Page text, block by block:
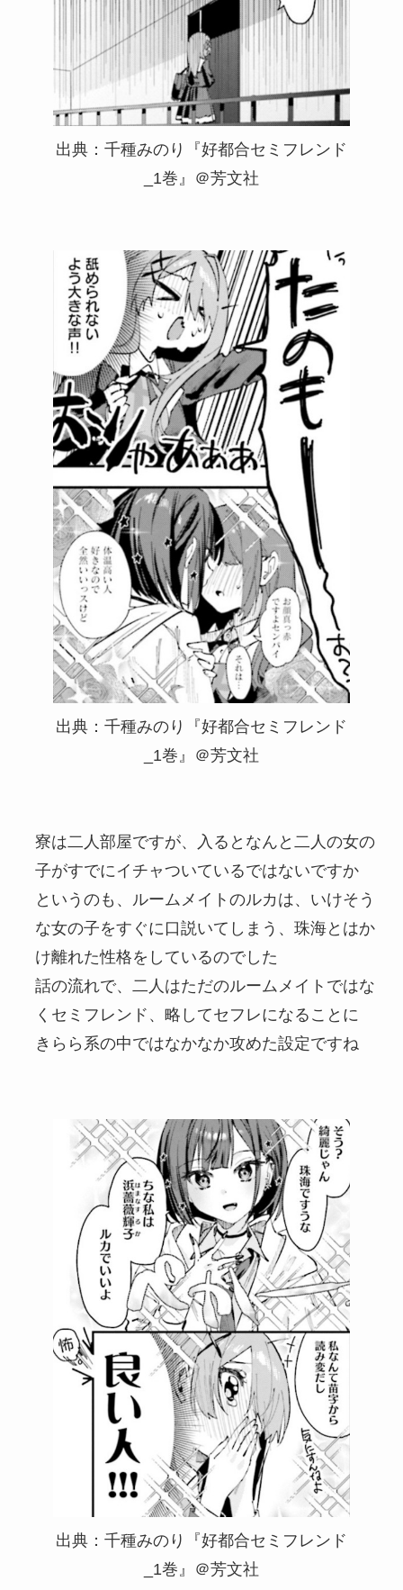
出典：千種みのり『好都合セミフレンド
_1巻』＠芳文社
出典：千種みのり『好都合セミフレンド
_1巻』＠芳文社
寮は二人部屋ですが、入るとなんと二人の女の
子がすでにイチャついているではないですか
というのも、ルームメイトのルカは、いけそう
な女の子をすぐに口説いてしまう、珠海とはか
け離れた性格をしているのでした
話の流れで、二人はただのルームメイトではな
くセミフレンド、略してセフレになることに
きらら系の中ではなかなか攻めた設定ですね
出典：千種みのり『好都合セミフレンド
_1巻』＠芳文社